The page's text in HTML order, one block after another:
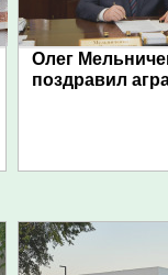
Олег
поздравил